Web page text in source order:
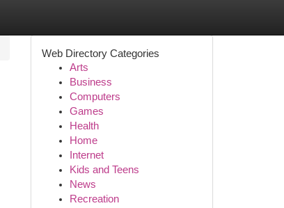
Web Directory Categories
Arts
Business
Computers
Games
Health
Home
Internet
Kids and Teens
News
Recreation